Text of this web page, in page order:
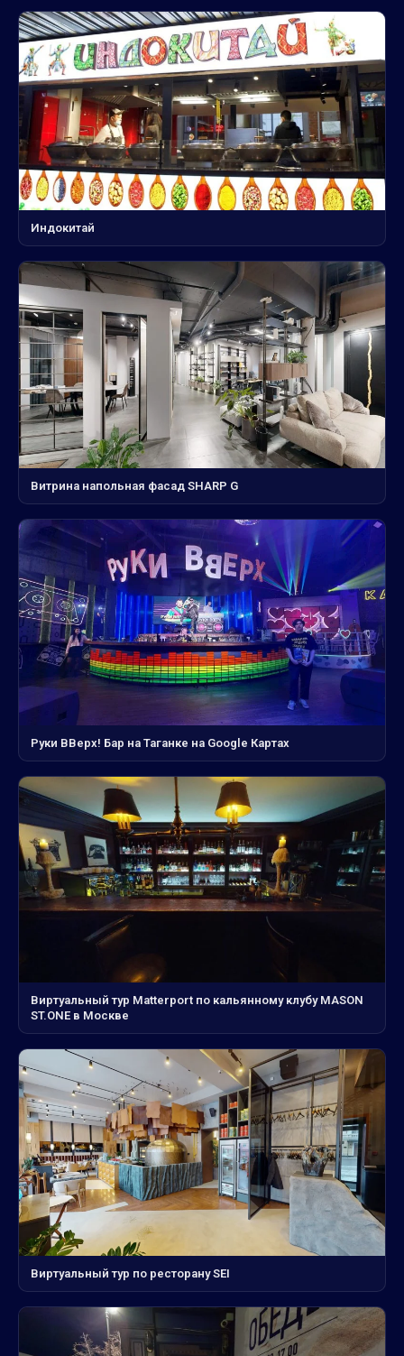
Индокитай
Витрина напольная фасад SHARP G
Руки ВВерх! Бар на Таганке на Google Картах
Виртуальный тур Matterport по кальянному клубу MASON
ST.ONE в Москве
Виртуальный тур по ресторану SEI